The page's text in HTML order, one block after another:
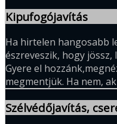
Kipufogójavítás
Ha hirtelen hangosabb
észreveszik, hogy
Gyere el
megmentjük. Ha nem,
Szélvédőjavítás,